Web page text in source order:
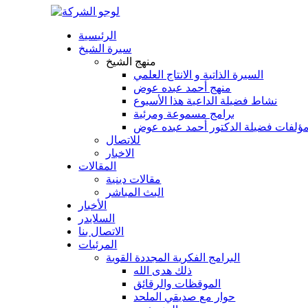
الرئيسية
سيرة الشيخ
منهج الشيخ
السيرة الذاتية و الانتاج العلمي
منهج أحمد عبده عوض
نشاط فضيلة الداعية هذا الأسبوع
برامج مسموعة ومرئية
فضيلة الدكتور أحمد عبده عوض
للاتصال
الاخبار
المقالات
مقالات دينية
البث المباشر
الأخبار
السلايدر
الاتصال بنا
المرئيات
البرامج الفكرية المجددة القوية
ذلك هدى الله
الموقظات والرقائق
حوار مع صديقي الملحد